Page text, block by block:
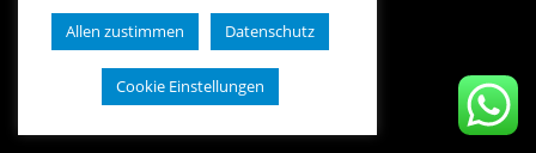
Allen zustimmen Datenschutz
Cookie Einstellungen